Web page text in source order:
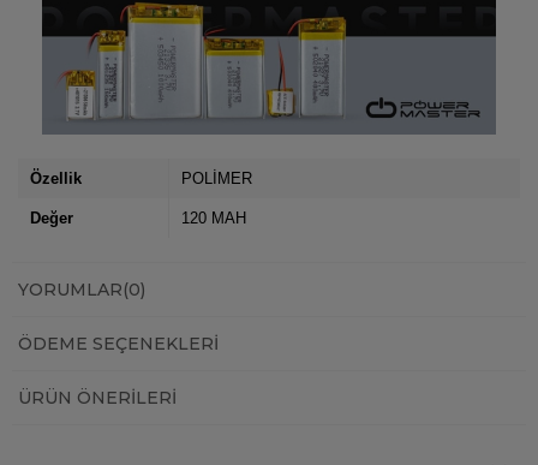
Özellik POLİMER
Değer 120 MAH
YORUMLAR(0)
ÖDEME SEÇENEKLERI
ÜRÜN ÖNERILERI